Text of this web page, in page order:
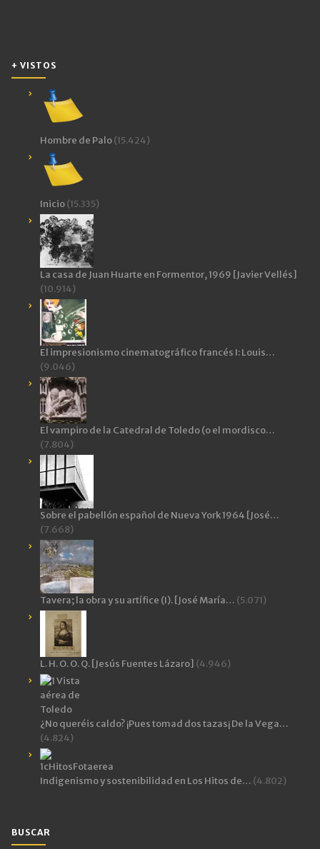
+ VISTOS
Hombre de Palo(15.424)
Inicio(15.335)
La casa de Juan Huarte en Formentor, 1969 [Javier Vellés]
(10.914)
El impresionismo cinematográfico francés I: Louis…
(9.046)
El vampiro de la Catedral de Toledo (o el mordisco…
(7.804)
Sobre el pabellón español de Nueva York 1964 [José…
(7.668)
Tavera; la obra y su artífice (I). [José María… (5.071)
L. H. O. O. Q. [Jesús Fuentes Lázaro] (4.946)
¿No queréis caldo? ¡Pues tomad dos tazas¡ De la Vega…
(4.824)
Indigenismo y sostenibilidad en Los Hitos de… (4.802)
BUSCAR